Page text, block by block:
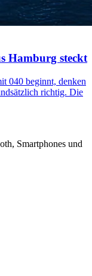
Hamburg steckt
040 beginnt, denken
richtig. Die
Smartphones und